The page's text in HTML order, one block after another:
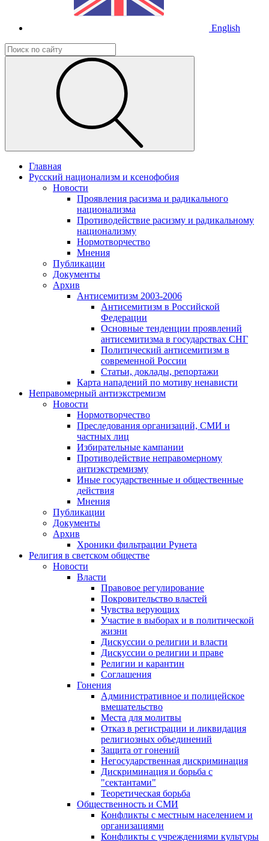
English
Главная
Русский национализм и ксенофобия
Новости
Проявления расизма и радикального
национализма
Противодействие расизму и радикальному
национализму
Нормотворчество
Мнения
Публикации
Документы
Архив
Антисемитизм 2003-2006
Антисемитизм в Российской
Федерации
Основные тенденции проявлений
антисемитизма в государствах СНГ
Политический антисемитизм в
современной России
Статьи, доклады, репортажи
Карта нападений по мотиву ненависти
Неправомерный антиэкстремизм
Новости
Нормотворчество
Преследования организаций, СМИ и
частных лиц
Избирательные кампании
Противодействие неправомерному
антиэкстремизму
Иные государственные и общественные
действия
Мнения
Публикации
Документы
Архив
Хроники фильтрации Рунета
Религия в светском обществе
Новости
Власти
Правовое регулирование
Покровительство властей
Чувства верующих
Участие в выборах и в политической
жизни
Дискуссии о религии и власти
Дискуссии о религии и праве
Религии и карантин
Соглашения
Гонения
Административное и полицейское
вмешательство
Места для молитвы
Отказ в регистрации и ликвидация
религиозных объединений
Защита от гонений
Негосударственная дискриминация
Дискриминация и борьба с
"сектантами"
Теоретическая борьба
Общественность и СМИ
Конфликты с местным населением и
организациями
Конфликты с учреждениями культуры